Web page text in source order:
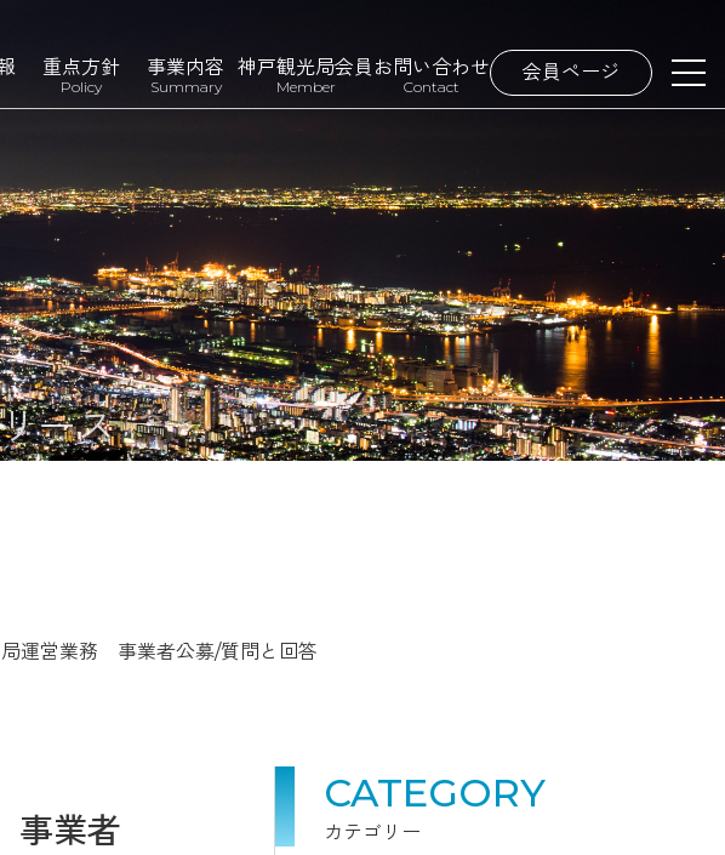
重点方針
Policy
事業内容
Summary
神戸観光局会員
Member
お問い合わせ
Contact
会員ページ
ース
局運営業務 事業者公募/質問と回答
事業者
CATEGORY
カテゴリー